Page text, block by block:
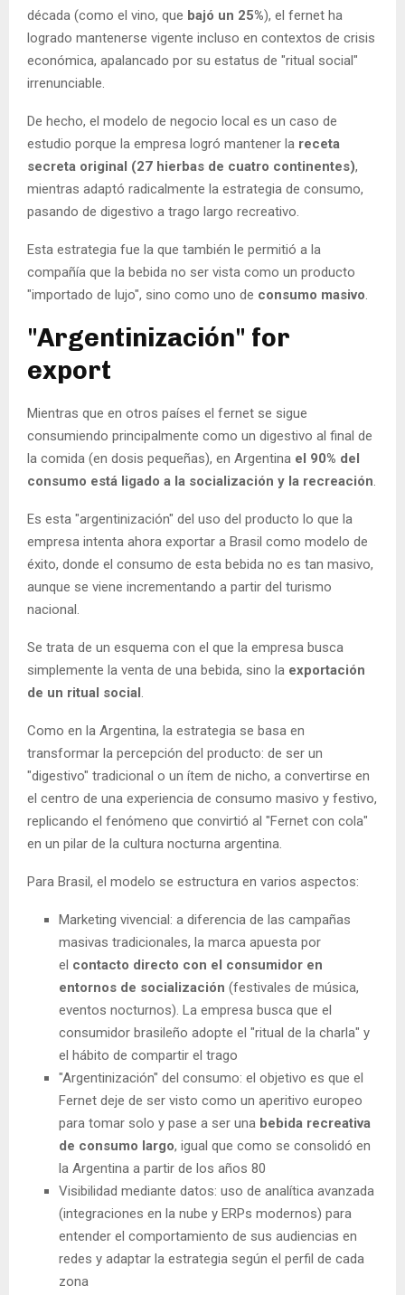
década (como el vino, que bajó un 25%), el fernet ha
logrado mantenerse vigente incluso en contextos de crisis
económica, apalancado por su estatus de "ritual social"
irrenunciable.
De hecho, el modelo de negocio local es un caso de
estudio porque la empresa logró mantener la receta
secreta original (27 hierbas de cuatro continentes),
mientras adaptó radicalmente la estrategia de consumo,
pasando de digestivo a trago largo recreativo.
Esta estrategia fue la que también le permitió a la
compañía que la bebida no ser vista como un producto
"importado de lujo", sino como uno de consumo masivo.
"Argentinización" for
export
Mientras que en otros países el fernet se sigue
consumiendo principalmente como un digestivo al final de
la comida (en dosis pequeñas), en Argentina el 90% del
consumo está ligado a la socialización y la recreación.
Es esta "argentinización" del uso del producto lo que la
empresa intenta ahora exportar a Brasil como modelo de
éxito, donde el consumo de esta bebida no es tan masivo,
aunque se viene incrementando a partir del turismo
nacional.
Se trata de un esquema con el que la empresa busca
simplemente la venta de una bebida, sino la exportación
de un ritual social.
Como en la Argentina, la estrategia se basa en
transformar la percepción del producto: de ser un
"digestivo" tradicional o un ítem de nicho, a convertirse en
el centro de una experiencia de consumo masivo y festivo,
replicando el fenómeno que convirtió al "Fernet con cola"
en un pilar de la cultura nocturna argentina.
Para Brasil, el modelo se estructura en varios aspectos:
Marketing vivencial: a diferencia de las campañas
masivas tradicionales, la marca apuesta por
el contacto directo con el consumidor en
entornos de socialización (festivales de música,
eventos nocturnos). La empresa busca que el
consumidor brasileño adopte el "ritual de la charla" y
el hábito de compartir el trago
"Argentinización" del consumo: el objetivo es que el
Fernet deje de ser visto como un aperitivo europeo
para tomar solo y pase a ser una bebida recreativa
de consumo largo, igual que como se consolidó en
la Argentina a partir de los años 80
Visibilidad mediante datos: uso de analítica avanzada
(integraciones en la nube y ERPs modernos) para
entender el comportamiento de sus audiencias en
redes y adaptar la estrategia según el perfil de cada
zona